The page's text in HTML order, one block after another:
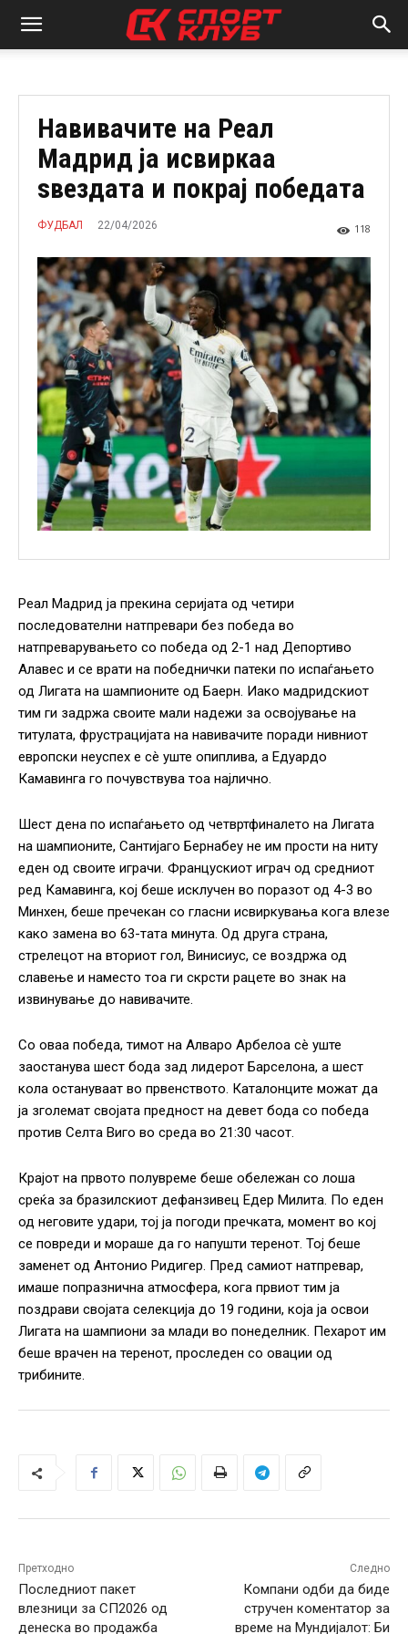
Навивачите на Реал
Мадрид ја исвиркаа
ѕвездата и покрај победата
ФУДБАЛ 22/04/2026 118
Реал Мадрид ја прекина серијата од четири
последователни натпревари без победа во
натпреварувањето со победа од 2-1 над Депортиво
Алавес и се врати на победнички патеки по испаѓањето
од Лигата на шампионите од Баерн. Иако мадридскиот
тим ги задржа своите мали надежи за освојување на
титулата, фрустрацијата на навивачите поради нивниот
европски неуспех е сè уште опиплива, а Едуардо
Камавинга го почувствува тоа најлично.
Шест дена по испаѓањето од четвртфиналето на Лигата
на шампионите, Сантијаго Бернабеу не им прости на ниту
еден од своите играчи. Францускиот играч од средниот
ред Камавинга, кој беше исклучен во поразот од 4-3 во
Минхен, беше пречекан со гласни исвиркувања кога влезе
како замена во 63-тата минута. Од друга страна,
стрелецот на вториот гол, Винисиус, се воздржа од
славење и наместо тоа ги скрсти рацете во знак на
извинување до навивачите.
Со оваа победа, тимот на Алваро Арбелоа сè уште
заостанува шест бода зад лидерот Барселона, а шест
кола остануваат во првенството. Каталонците можат да
ја зголемат својата предност на девет бода со победа
против Селта Виго во среда во 21:30 часот.
Крајот на првото полувреме беше обележан со лоша
среќа за бразилскиот дефанзивец Едер Милита. По еден
од неговите удари, тој ја погоди пречката, момент во кој
се повреди и мораше да го напушти теренот. Тој беше
заменет од Антонио Ридигер. Пред самиот натпревар,
имаше попразнична атмосфера, кога првиот тим ја
поздрави својата селекција до 19 години, која ја освои
Лигата на шампиони за млади во понеделник. Пехарот им
беше врачен на теренот, проследен со овации од
трибините.
Претходно
Последниот пакет
влезници за СП2026 од
денеска во продажба
Следно
Компани одби да биде
стручен коментатор за
време на Мундијалот: Би